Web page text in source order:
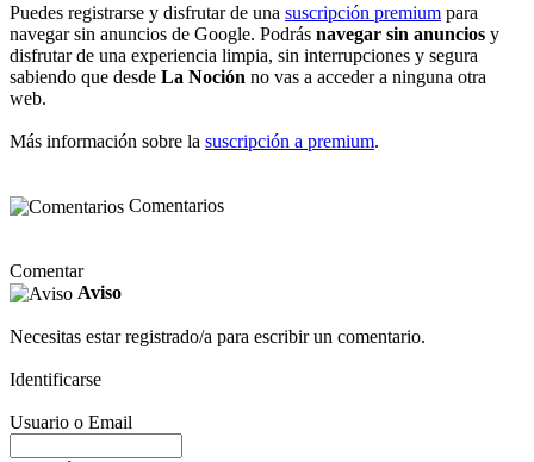
Puedes registrarse y disfrutar de una suscripción premium para
navegar sin anuncios de Google. Podrás navegar sin anuncios y
disfrutar de una experiencia limpia, sin interrupciones y segura
sabiendo que desde La Noción no vas a acceder a ninguna otra
web.
Más información sobre la suscripción a premium.
Comentarios
Comentar
Aviso
Necesitas estar registrado/a para escribir un comentario.
Identificarse
Usuario o Email